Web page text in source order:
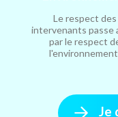
Le respect des
intervenants passe
par le respect
Je